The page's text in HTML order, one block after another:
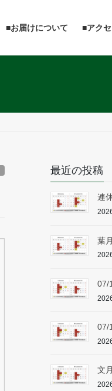
■お届けについて ■アク
最近の投稿
連
葉
07/
07/
文